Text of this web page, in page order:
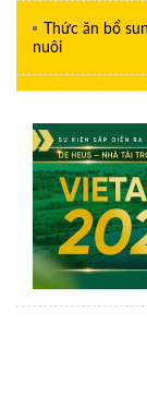
Thức ăn bổ
nuôi